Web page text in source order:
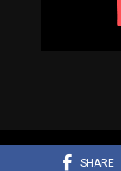
SHARE
Resumen